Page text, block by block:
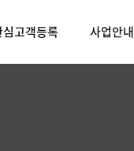
심고객등록 사업안내